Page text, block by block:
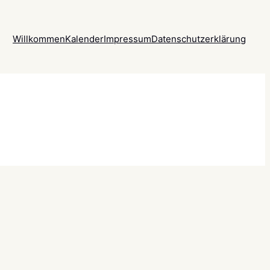
WillkommenKalenderImpressumDatenschutzerklärung